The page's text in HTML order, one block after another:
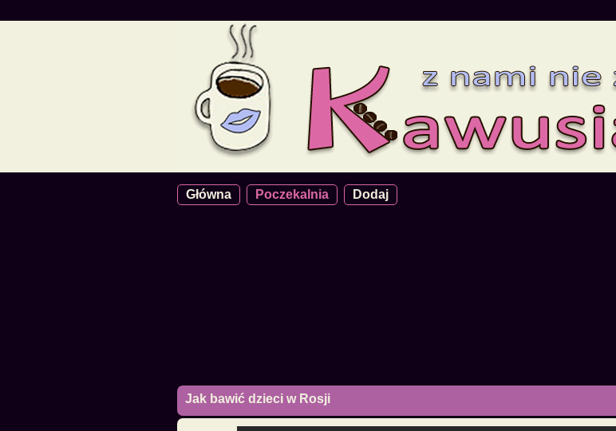
Główna Poczekalnia Dodaj
Jak bawić dzieci w Rosji